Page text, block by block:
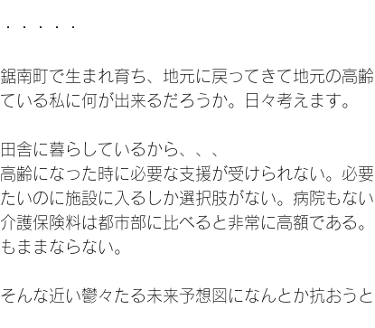
・・・・・
鋸南町で生まれ育ち、地元に戻ってきて地元の高
ている私に何が出来るだろうか。日々考えます。
田舎に暮らしているから、、、
高齢になった時に必要な支援が受けられない。必
たいのに施設に入るしか選択肢がない。病院もな
介護保険料は都市部に比べると非常に高額である
もままならない。
そんな近い鬱々たる未来予想図になんとか抗おう